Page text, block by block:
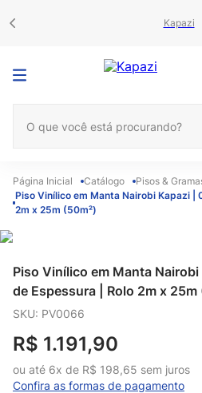
Kapazi
Catálogo Pisos &
Piso Vinílico em Manta Nairobi Kapazi |
2m x 25m (50m²)
Piso Vinílico em Manta
de Espessura | Rolo 2m x 25m
SKU: PV0066
R$ 1.191,90
ou até 6x de R$ 198,65 sem juros
Confira as formas de pagamento